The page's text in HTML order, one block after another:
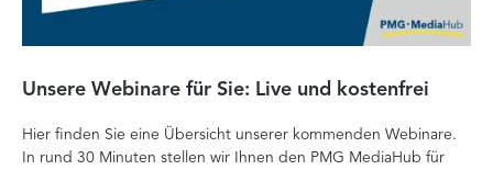
Unsere Webinare für Sie: Live und kostenfrei
Hier finden Sie eine Übersicht unserer kommenden Webinare.
In rund 30 Minuten stellen wir Ihnen den PMG MediaHub für